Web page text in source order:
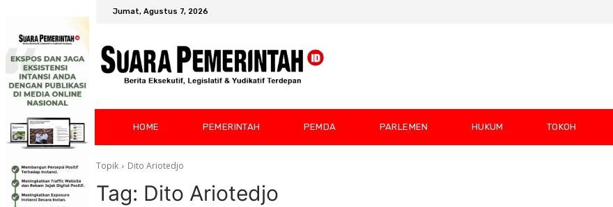
Jumat, Agustus 7, 2026
HOME PEMERINTAH PEMDA PARLEMEN HUKUM TOKOH
Topik Dito Ariotedjo
Tag: Dito Ariotedjo